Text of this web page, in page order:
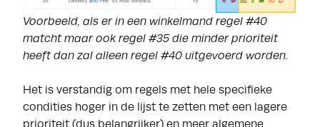
Voorbeeld, als er in een winkelmand regel #40
matcht maar ook regel #35 die minder prioriteit
heeft dan zal alleen regel #40 uitgevoerd worden.
Het is verstandig om regels met hele specifieke
condities hoger in de lijst te zetten met een lagere